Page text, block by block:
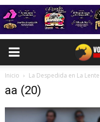
Inicio La Despedida en La
aa (20)